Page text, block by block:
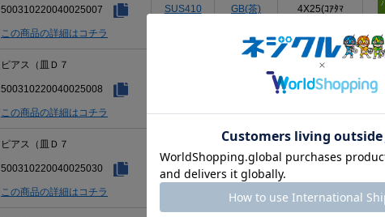
500310220040025007
この商品の詳細はコチラ
SUS410 GB(茶) 4X25(ｺｱﾀﾏ
ピアス（皿Ｄ７
500310220040025008
この商品の詳細はコチラ
4X25(ｺｱﾀﾏ
ピアス（皿Ｄ７
500310220040025030
この商品の詳細はコチラ
SUS410 ｽｽﾞ(白銀)